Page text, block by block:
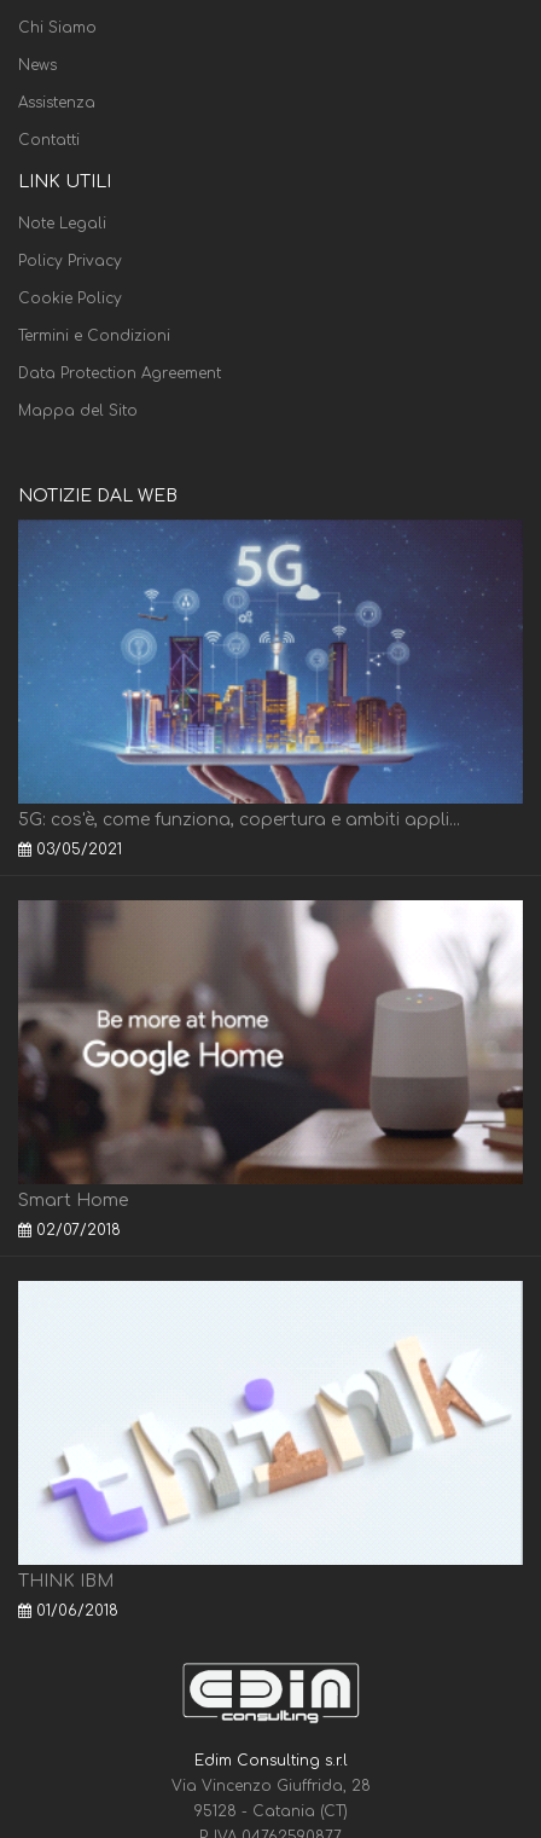
Chi Siamo
News
Assistenza
Contatti
LINK UTILI
Note Legali
Policy Privacy
Cookie Policy
Termini e Condizioni
Data Protection Agreement
Mappa del Sito
NOTIZIE DAL WEB
5G: cos'è, come funziona, copertura e ambiti appli...
03/05/2021
Smart Home
02/07/2018
THINK IBM
01/06/2018
Edim Consulting s.r.l
Via Vincenzo Giuffrida, 28
95128 - Catania (CT)